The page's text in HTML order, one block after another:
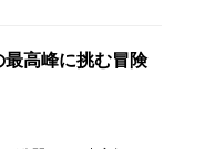
高峰に挑む冒険